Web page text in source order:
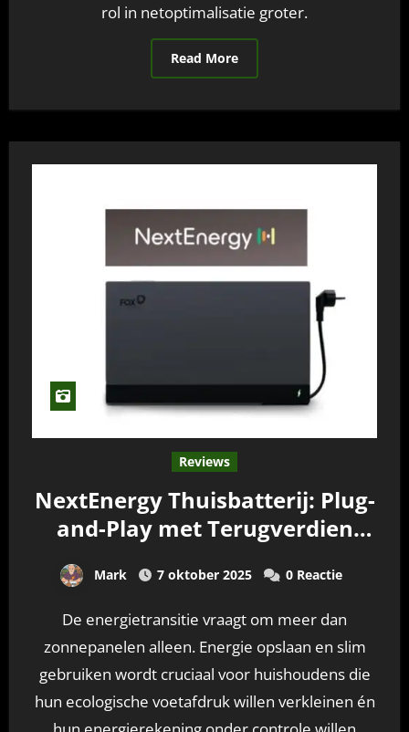
rol in netoptimalisatie groter.
Read More
Reviews
NextEnergy Thuisbatterij: Plug-
and-Play met Terugverdien
Mark 7 oktober 2025 0 Reactie
De energietransitie vraagt om meer dan
zonnepanelen alleen. Energie opslaan en slim
gebruiken wordt cruciaal voor huishoudens die
hun ecologische voetafdruk willen verkleinen én